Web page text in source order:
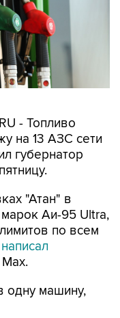
- Топливо
на 13 АЗС сети
губернатор
"Атан" в
Аи-95 Ultra,
по всем
написал
одну машину,